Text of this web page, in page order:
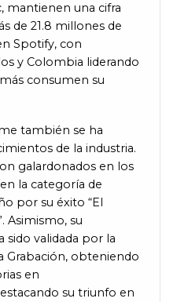
mantienen una cifra
de 21.8 millones de
Spotify, con
y Colombia liderando
consumen su
también se ha
de la industria.
galardonados en los
la categoría de
por su éxito “El
Asimismo, su
sido validada por la
Grabación, obteniendo
en
su triunfo en